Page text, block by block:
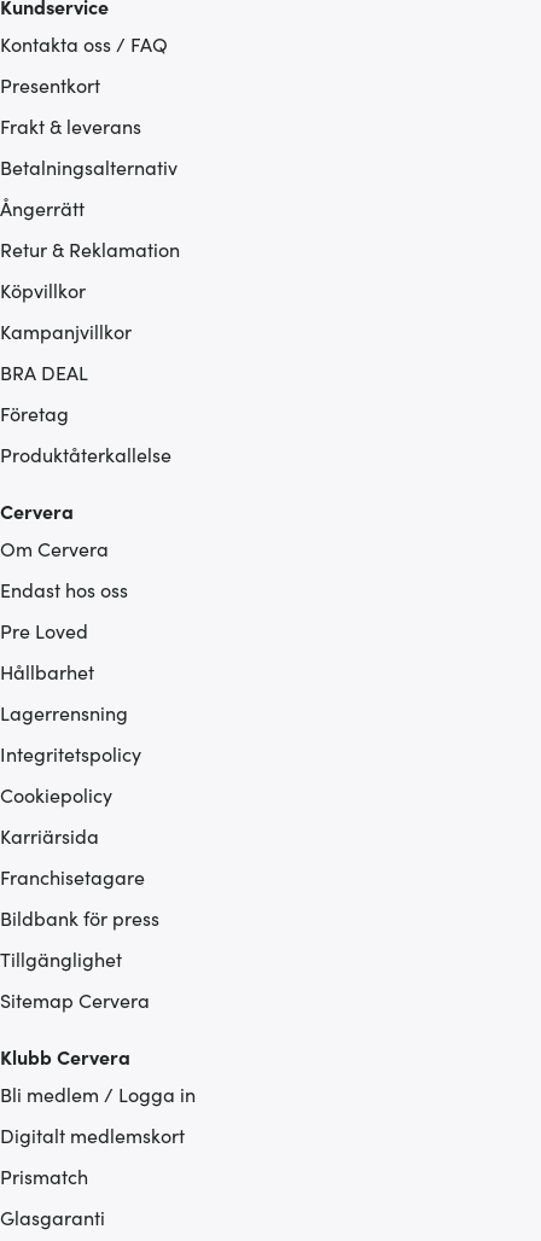
Kundservice
Kontakta oss / FAQ
Presentkort
Frakt & leverans
Betalningsalternativ
Ångerrätt
Retur & Reklamation
Köpvillkor
Kampanjvillkor
BRA DEAL
Företag
Produktåterkallelse
Cervera
Om Cervera
Endast hos oss
Pre Loved
Hållbarhet
Lagerrensning
Integritetspolicy
Cookiepolicy
Karriärsida
Franchisetagare
Bildbank för press
Tillgänglighet
Sitemap Cervera
Klubb Cervera
Bli medlem / Logga in
Digitalt medlemskort
Prismatch
Glasgaranti